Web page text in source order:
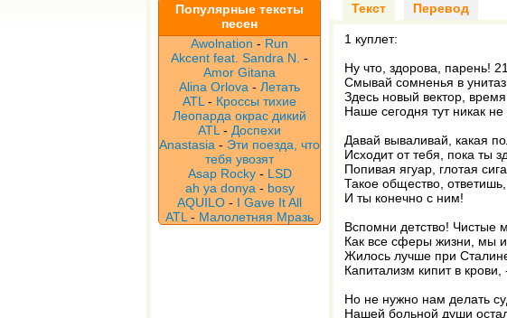
Популярные тексты
песен
Awolnation - Run
Akcent feat. Sandra N. -
Amor Gitana
Alina Orlova - Летать
ATL - Кроссы тихие
Леопарда окрас дикий
ATL - Доспехи
Anastasia - Эти поезда, что
тебя увозят
Asap Rocky- LSD
ah ya donya - bosy
AQUILO - I Gave It All
ATL - Малолетняя Мразь
Текст Перевод
1 куплет:
Ну что, здорова, парень!
Смывай сомненья в
Здесь новый вектор,
Наше сегодня тут никак
Давай вываливай, какая
Исходит от тебя, пока ты
Попивая ягуар, глотая
Такое общество, ответишь,
И ты конечно с ним!
Вспомни детство! Чистые
Как все сферы жизни, мы
Жилось лучше при
Капитализм кипит в крови,
Но не нужно нам делать
Нашей больной души